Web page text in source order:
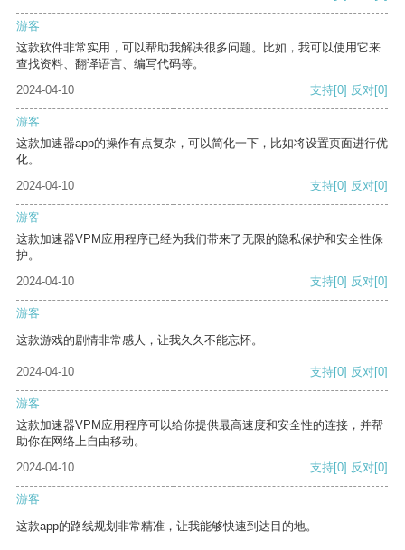
游客
这款软件非常实用，可以帮助我解决很多问题。比如，我可以使用它来
查找资料、翻译语言、编写代码等。
2024-04-10
支持[0] 反对[0]
游客
这款加速器app的操作有点复杂，可以简化一下，比如将设置页面进行优
化。
2024-04-10
支持[0] 反对[0]
游客
这款加速器VPM应用程序已经为我们带来了无限的隐私保护和安全性保
护。
2024-04-10
支持[0] 反对[0]
游客
这款游戏的剧情非常感人，让我久久不能忘怀。
2024-04-10 支持[0] 反对[0]
游客
这款加速器VPM应用程序可以给你提供最高速度和安全性的连接，并帮
助你在网络上自由移动。
2024-04-10
支持[0] 反对[0]
游客
这款app的路线规划非常精准，让我能够快速到达目的地。